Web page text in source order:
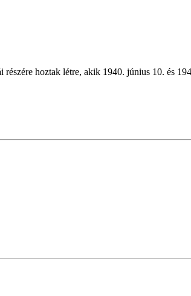
részére hoztak létre, akik 1940. június 10. és